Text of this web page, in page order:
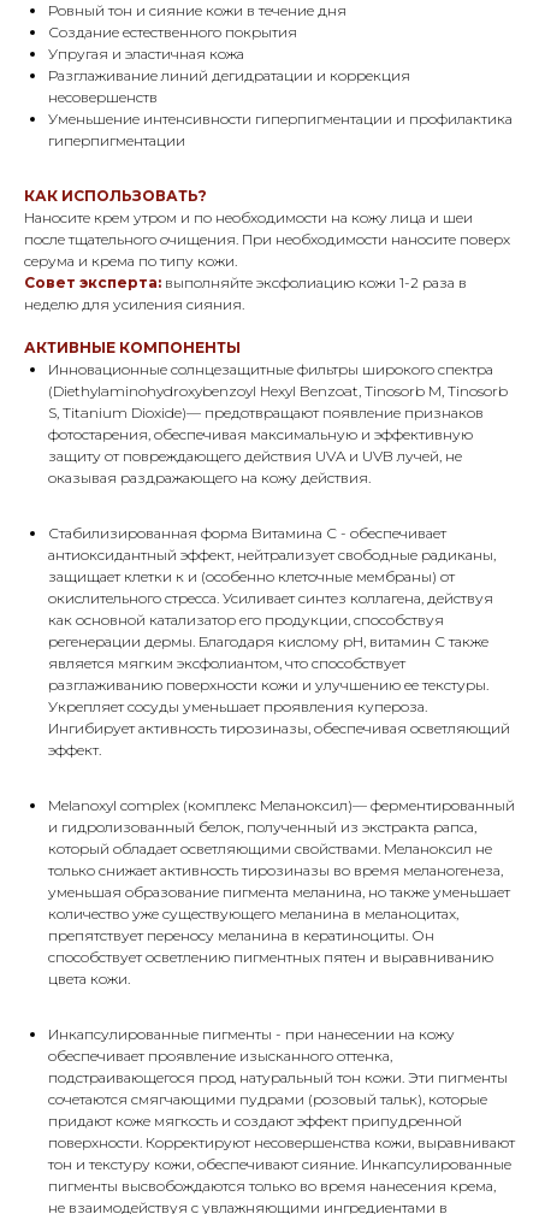
Ровный тон и сияние кожи в течение дня
Создание естественного покрытия
Упругая и эластичная кожа
Разглаживание линий дегидратации и коррекция
несовершенств
Уменьшение интенсивности гиперпигментации и профилактика
гиперпигментации
КАК ИСПОЛЬЗОВАТЬ?
Наносите крем утром и по необходимости на кожу лица и шеи
после тщательного очищения. При необходимости наносите поверх
серума и крема по типу кожи.
Совет эксперта: выполняйте эксфолиацию кожи 1-2 раза в
неделю для усиления сияния.
АКТИВНЫЕ КОМПОНЕНТЫ
Инновационные солнцезащитные фильтры широкого спектра
(Diethylaminohydroxybenzoyl Hexyl Benzoat, Tinosorb M, Tinosorb
S, Titanium Dioxide)— предотвращают появление признаков
фотостарения, обеспечивая максимальную и эффективную
защиту от повреждающего действия UVA и UVB лучей, не
оказывая раздражающего на кожу действия.
Стабилизированная форма Витамина С - обеспечивает
антиоксидантный эффект, нейтрализует свободные радиканы,
защищает клетки к и (особенно клеточные мембраны) от
окислительного стресса. Усиливает синтез коллагена, действуя
как основной катализатор его продукции, способствуя
регенерации дермы. Благодаря кислому рН, витамин С также
является мягким эксфолиантом, что способствует
разглаживанию поверхности кожи и улучшению ее текстуры.
Укрепляет сосуды уменьшает проявления купероза.
Ингибирует активность тирозиназы, обеспечивая осветляющий
эффект.
Melanoxyl complex (комплекс Меланоксил)— ферментированный
и гидролизованный белок, полученный из экстракта рапса,
который обладает осветляющими свойствами. Меланоксил не
только снижает активность тирозиназы во время меланогенеза,
уменьшая образование пигмента меланина, но также уменьшает
количество уже существующего меланина в меланоцитах,
препятствует переносу меланина в кератиноциты. Он
способствует осветлению пигментных пятен и выравниванию
цвета кожи.
Инкапсулированные пигменты - при нанесении на кожу
обеспечивает проявление изысканного оттенка,
подстраивающегося прод натуральный тон кожи. Эти пигменты
сочетаются смягчающими пудрами (розовый тальк), которые
придают коже мягкость и создают эффект припудренной
поверхности. Корректируют несовершенства кожи, выравнивают
тон и текстуру кожи, обеспечивают сияние. Инкапсулированные
пигменты высвобождаются только во время нанесения крема,
не взаимодействуя с увлажняющими ингредиентами в